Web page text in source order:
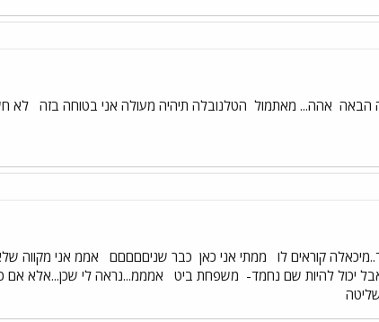
הבאה אהה... מאתמול הטלנובלה תיהיה מעולה אני בטוחה בזה לא
קוראים לו ממתי אני כאן כבר שניםםםםם אממ אני מקווה
יכול להיות שם נחמד- משפחת ביט
אמממ...נראה לי שכן...אלא אם